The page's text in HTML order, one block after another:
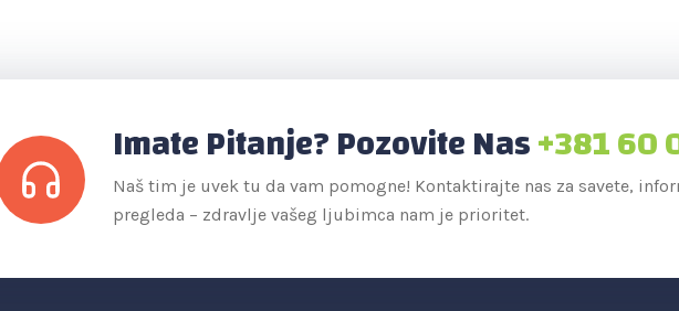
Imate Pitanje? Pozovite Nas+381 60
Naš tim je uvek tu da vam pomogne! Kontaktirajte nas za savete,
pregleda – zdravlje vašeg ljubimca nam je prioritet.